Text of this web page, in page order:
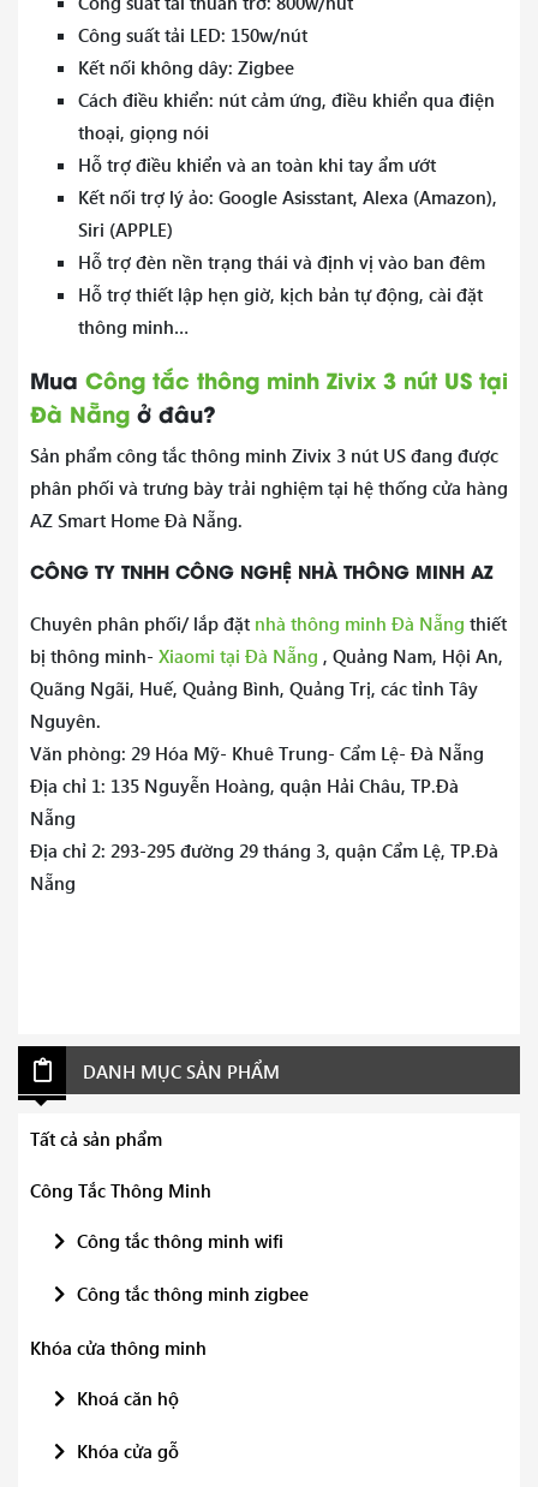
Công suất tải LED: 150w/nút
Kết nối không dây: Zigbee
Cách điều khiển: nút cảm ứng, điều khiển qua điện
thoại, giọng nói
Hỗ trợ điều khiển và an toàn khi tay ẩm ướt
Kết nối trợ lý ảo: Google Asisstant, Alexa (Amazon),
Siri (APPLE)
Hỗ trợ đèn nền trạng thái và định vị vào ban đêm
Hỗ trợ thiết lập hẹn giờ, kịch bản tự động, cài đặt
thông minh…
Mua Công tắc thông minh Zivix 3 nút US tại
Đà Nẵng ở đâu?
Sản phẩm công tắc thông minh Zivix 3 nút US đang được
phân phối và trưng bày trải nghiệm tại hệ thống cửa hàng
AZ Smart Home Đà Nẵng.
CÔNG TY TNHH CÔNG NGHỆ NHÀ THÔNG MINH AZ
Chuyên phân phối/ lắp đặt nhà thông minh Đà Nẵng thiết
bị thông minh- Xiaomi tại Đà Nẵng , Quảng Nam, Hội An,
Quãng Ngãi, Huế, Quảng Bình, Quảng Trị, các tỉnh Tây
Nguyên.
Văn phòng: 29 Hóa Mỹ- Khuê Trung- Cẩm Lệ- Đà Nẵng
Địa chỉ 1: 135 Nguyễn Hoàng, quận Hải Châu, TP.Đà
Nẵng
Địa chỉ 2: 293-295 đường 29 tháng 3, quận Cẩm Lệ, TP.Đà
Nẵng
DANH MỤC SẢN PHẨM
Tất cả sản phẩm
Công Tắc Thông Minh
Công tắc thông minh wifi
Công tắc thông minh zigbee
Khóa cửa thông minh
Khoá căn hộ
Khóa cửa gỗ